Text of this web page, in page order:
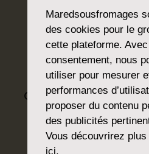
pour
Que vous soyez
que vous préfériez
trouverez ce que
gamme
Maredsousfromages
des cookies pour le
cette plateforme.
consentement, nous
utiliser pour mesurer
performances
proposer du contenu
des publicités
Vous découvrirez
ici.